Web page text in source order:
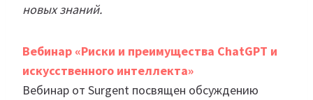
новых знаний.
Вебинар «Риски и преимущества ChatGPT и
искусственного интеллекта»
Вебинар от Surgent посвящен обсуждению